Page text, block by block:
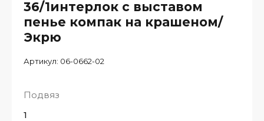
36/1интерлок с выставом
пенье компак на крашеном/
Экрю
Артикул: 06-0662-02
Подвяз
1